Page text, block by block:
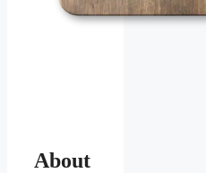
About